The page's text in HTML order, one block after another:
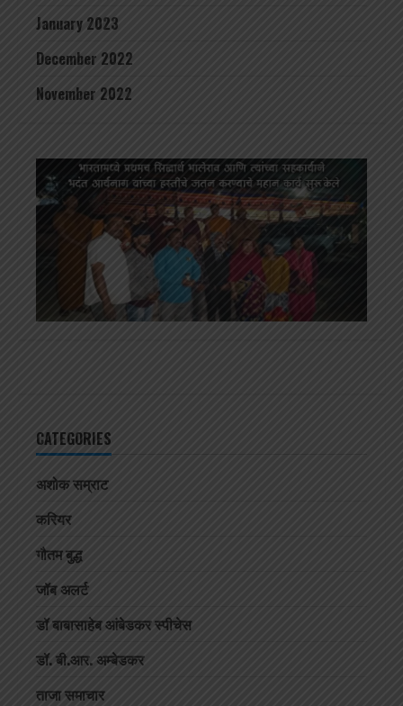
January 2023
December 2022
November 2022
CATEGORIES
अशोक सम्राट
करियर
गौतम बुद्ध
जॉब अलर्ट
डॉ बाबासाहेब आंबेडकर स्पीचेस
डॉ. बी.आर. अम्बेडकर
ताजा समाचार